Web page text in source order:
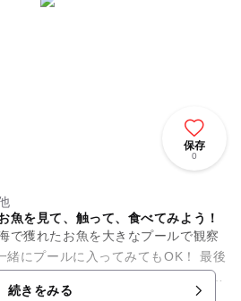
保存
0
魚を見て、触って、食べてみよう！
で獲れたお魚を大きなプールで観察
緒にプールに入ってみてもOK！ 最後
司で食べてるお魚
続きをみる